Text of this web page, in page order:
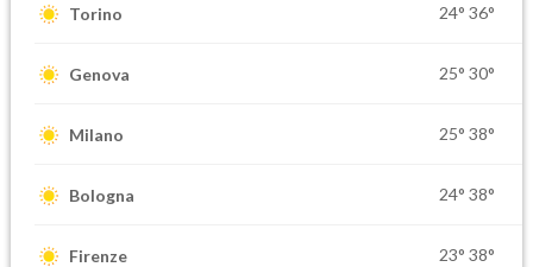
Torino 24° 36°
Genova 25° 30°
Milano 25° 38°
Bologna 24° 38°
Firenze 23° 38°